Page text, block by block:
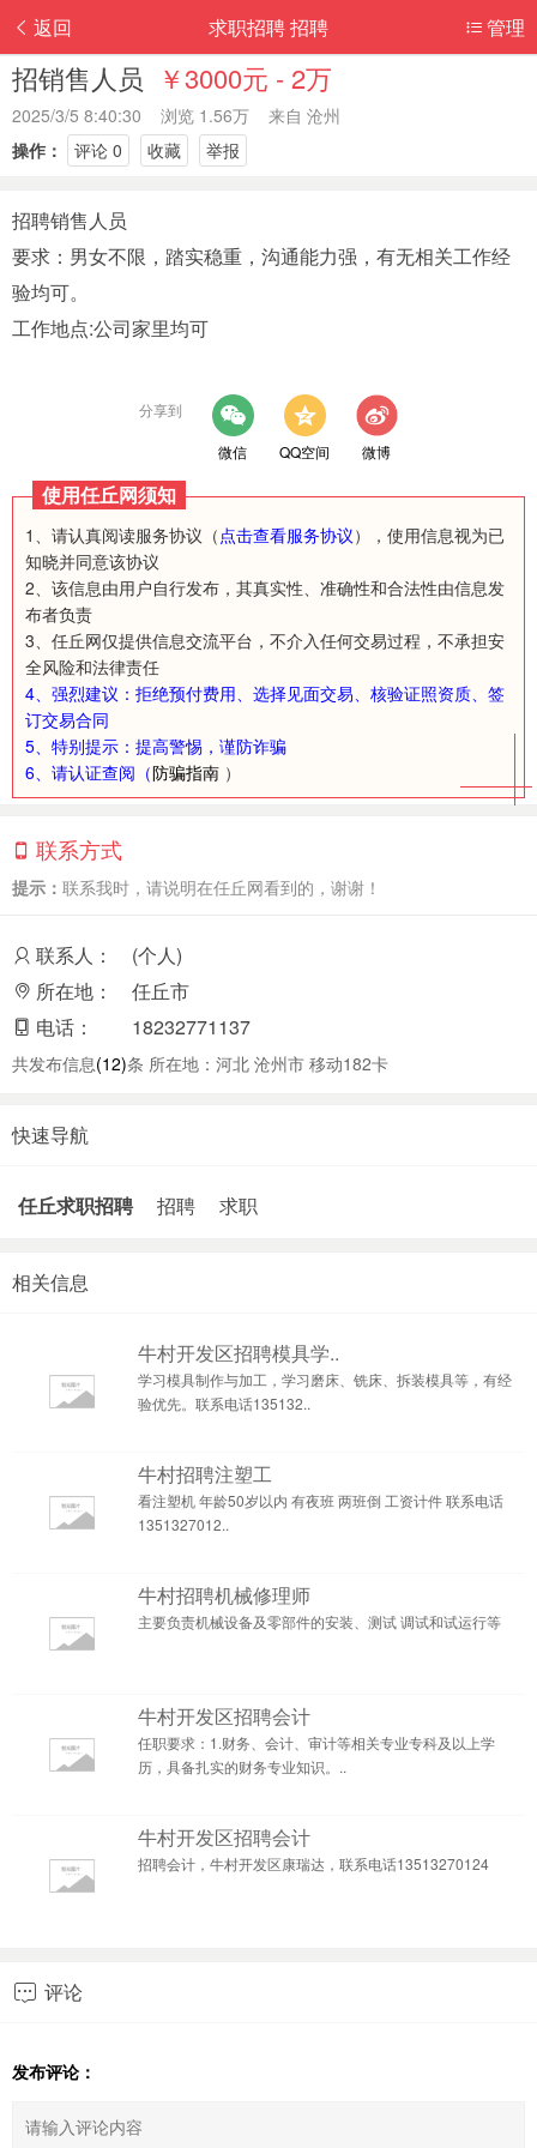
返回 管理
求职招聘 招聘
招销售人员 ￥3000元 - 2万
2025/3/5 8:40:30 浏览 1.56万 来自 沧州
操作：
评论 0 收藏 举报
招聘销售人员
要求：男女不限，踏实稳重，沟通能力强，有无相关工作经
验均可。
工作地点:公司家里均可
分享到
微信 QQ空间 微博
使用任丘网须知
1、请认真阅读服务协议（点击查看服务协议），使用信息视为已
知晓并同意该协议
2、该信息由用户自行发布，其真实性、准确性和合法性由信息发
布者负责
3、任丘网仅提供信息交流平台，不介入任何交易过程，不承担安
全风险和法律责任
4、强烈建议：拒绝预付费用、选择见面交易、核验证照资质、签
订交易合同
5、特别提示：提高警惕，谨防诈骗
6、请认证查阅（防骗指南 ）
联系方式
提示： 联系我时，请说明在任丘网看到的，谢谢！
联系人：
(个人)
所在地：
任丘市
电话：
18232771137
共发布信息(12)条 所在地：河北 沧州市 移动182卡
快速导航
任丘求职招聘 招聘 求职
相关信息
牛村开发区招聘模具学..
学习模具制作与加工，学习磨床、铣床、拆装模具等，有经
验优先。联系电话135132..
牛村招聘注塑工
看注塑机 年龄50岁以内 有夜班 两班倒 工资计件 联系电话
1351327012..
牛村招聘机械修理师
主要负责机械设备及零部件的安装、测试 调试和试运行等
牛村开发区招聘会计
任职要求：1.财务、会计、审计等相关专业专科及以上学
历，具备扎实的财务专业知识。..
牛村开发区招聘会计
招聘会计，牛村开发区康瑞达，联系电话13513270124
 评论
发布评论：